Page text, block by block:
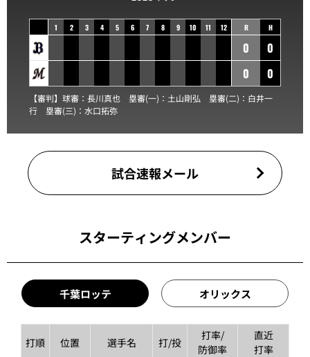
1 2 3 4 5 6 7 8 9 10 11 12 R H
0
0
0
0
【審判】球審： 長川真也 塁審(一)： 土山剛弘 塁審(二)： 白井一
行 塁審(三)： 水口拓弥
試合速報メール
スターティングメンバー
千葉ロッテ オリックス
打順 位置 選手名 打/投
打率/
防御率
直近
打率